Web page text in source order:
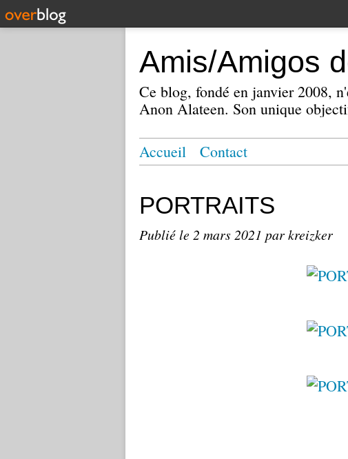
Amis/Amigos
Ce blog, fondé en janvier 2008,
Anon Alateen. Son unique
Accueil Contact
PORTRAITS
Publié le 2 mars 2021 par kreizker